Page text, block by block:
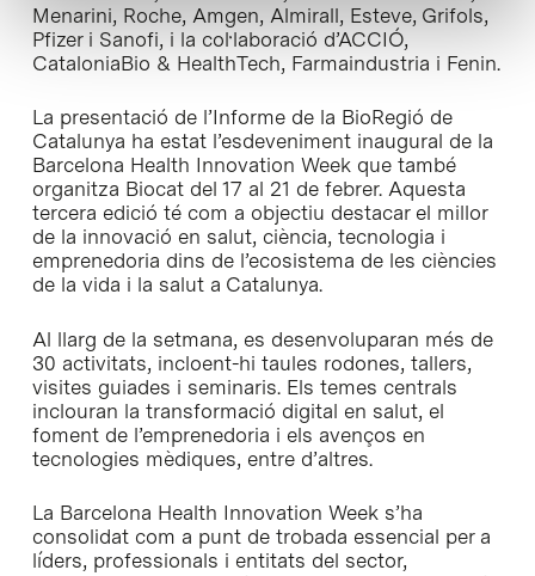
Menarini, Roche, Amgen, Almirall, Esteve, Grifols,
Pfizer i Sanofi, i la col·laboració d’ACCIÓ,
CataloniaBio & HealthTech, Farmaindustria i Fenin.
La presentació de l’Informe de la BioRegió de
Catalunya ha estat l’esdeveniment inaugural de la
Barcelona Health Innovation Week que també
organitza Biocat del 17 al 21 de febrer. Aquesta
tercera edició té com a objectiu destacar el millor
de la innovació en salut, ciència, tecnologia i
emprenedoria dins de l’ecosistema de les ciències
de la vida i la salut a Catalunya.
Al llarg de la setmana, es desenvoluparan més de
30 activitats, incloent-hi taules rodones, tallers,
visites guiades i seminaris. Els temes centrals
inclouran la transformació digital en salut, el
foment de l’emprenedoria i els avenços en
tecnologies mèdiques, entre d’altres.
La Barcelona Health Innovation Week s’ha
consolidat com a punt de trobada essencial per a
líders, professionals i entitats del sector,